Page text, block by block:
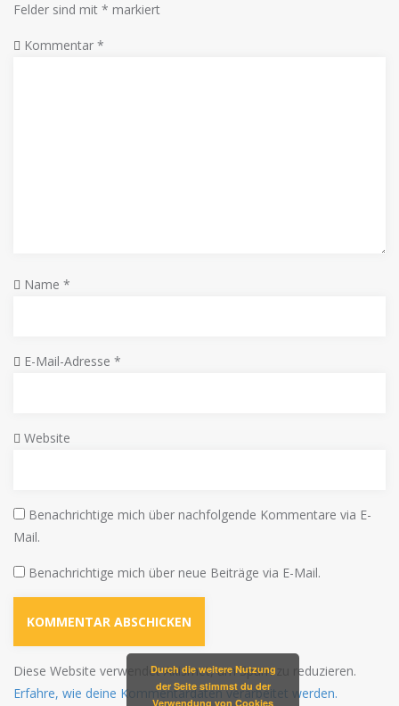
Felder sind mit * markiert
Kommentar *
Name *
E-Mail-Adresse *
Website
Benachrichtige mich über nachfolgende Kommentare via E-
Mail.
Benachrichtige mich über neue Beiträge via E-Mail.
Diese Website verwendet Akismet, um Spam zu reduzieren.
Erfahre, wie deine Kommentardaten verarbeitet werden.
Durch die weitere Nutzung
der Seite stimmst du der
Verwendung von Cookies